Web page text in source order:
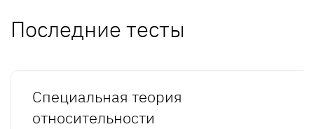
Последние тесты
Специальная теория
относительности